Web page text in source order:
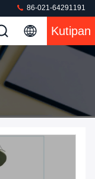
86-021-64291191
Kutipan